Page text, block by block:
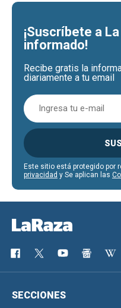
¡Suscríbete a
informado!
Recibe gratis la
diariamente a tu email
Este sitio está protegido por
privacidad y Se aplican las
SECCIONES